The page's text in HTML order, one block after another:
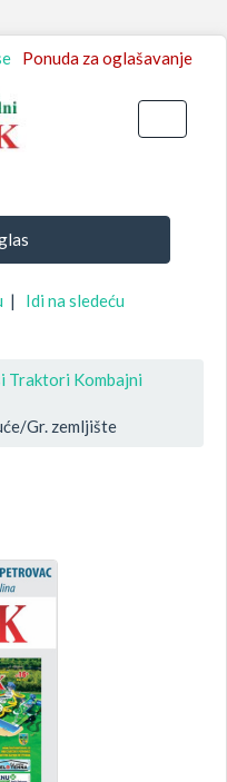
Ponuda za oglašavanje
| Idi na sledeću
Traktori Kombajni
Gr. zemljište